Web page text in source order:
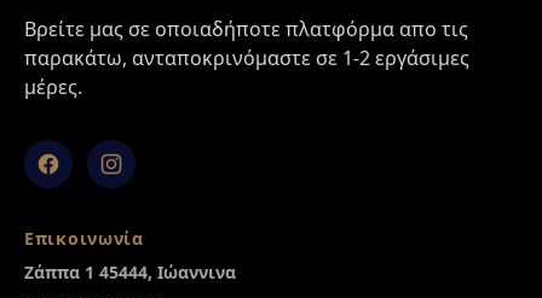
Βρείτε μας σε οποιαδήποτε πλατφόρμα απο τις
παρακάτω, ανταποκρινόμαστε σε 1-2 εργάσιμες
μέρες.
FacebookInstagram
Επικοινωνία
Ζάππα 1 45444, Ιώαννινα